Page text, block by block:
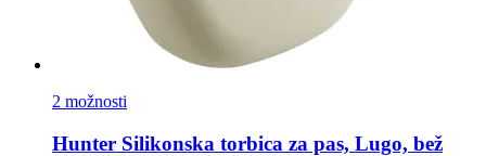
2 možnosti
Hunter Silikonska torbica za pas, Lugo, bež